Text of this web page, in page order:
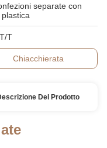
separate con
T
Chiacchierata
Del Prodotto